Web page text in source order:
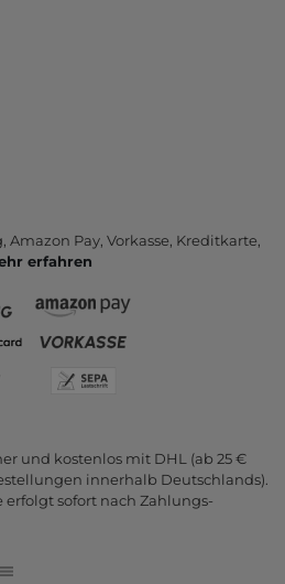
Amazon Pay, Vor­kasse, Kredit­karte,
erfahren
und kostenlos mit DHL (ab 25 €
inner­halb Deutsch­lands).
er­folgt sofort nach Zahlungs­